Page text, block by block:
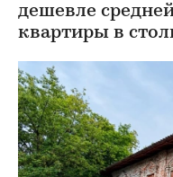
дешевле
квартиры в